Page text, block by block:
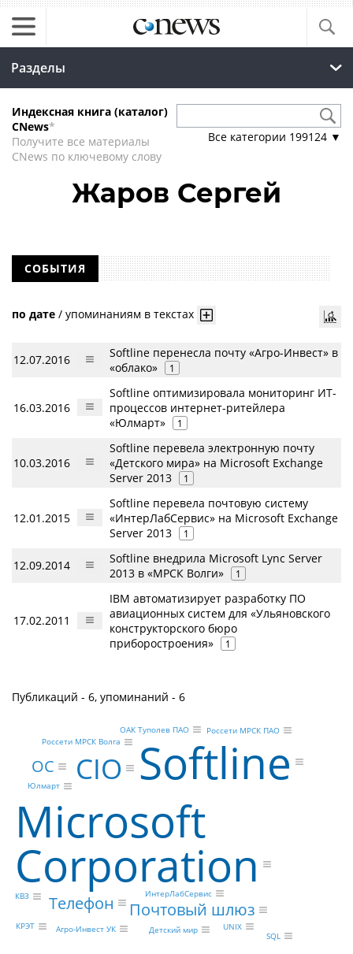
Разделы
Индексная книга (каталог)
CNews*
Получите все материалы
CNews по ключевому слову
Все категории 199124 ▼
Жаров Сергей
СОБЫТИЯ
по дате / упоминаниям в текстах
12.07.2016
Softline перенесла почту «Агро-Инвест» в
«облако»
1
16.03.2016
Softline оптимизировала мониторинг ИТ-
процессов интернет-ритейлера
«Юлмарт»
1
10.03.2016
Softline перевела электронную почту
«Детского мира» на Microsoft Exchange
Server 2013
1
12.01.2015
Softline перевела почтовую систему
«ИнтерЛабСервис» на Microsoft Exchange
Server 2013
1
12.09.2014
Softline внедрила Microsoft Lync Server
2013 в «МРСК Волги»
1
17.02.2011
IBM автоматизирует разработку ПО
авиационных систем для «Ульяновского
конструкторского бюро
приборостроения»
1
Публикаций - 6, упоминаний - 6
Microsoft
Corporation
Softline
CIO
Телефон Почтовый шлюз
ОС
Россети МРСК Волга
КВЗ
КРЭТ
ИнтерЛабСервис
Агро-Инвест УК
Россети МРСК ПАО
Детский мир
Юлмарт
ОАК Туполев ПАО
UNIX
SQL